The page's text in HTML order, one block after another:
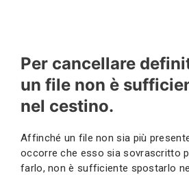
Per cancellare
un file non è
nel cestino.
Affinché un file non sia più
occorre che esso sia sovrascritto
farlo, non è sufficiente spostarlo